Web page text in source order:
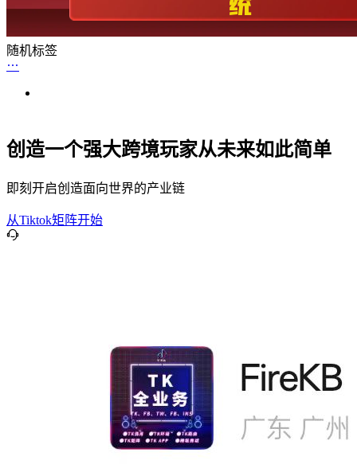
随机标签
创造一个强大跨境玩家从未来如此简单
即刻开启创造面向世界的产业链
从Tiktok矩阵开始